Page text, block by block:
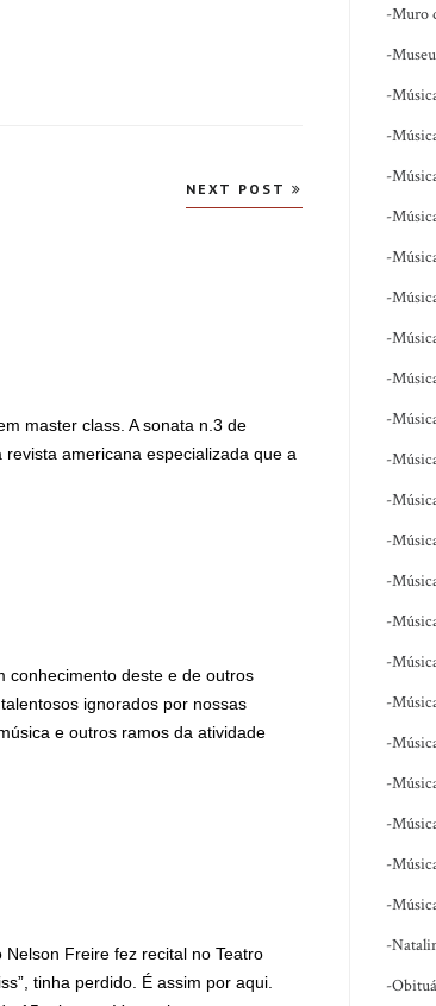
NEXT POST
master class. A sonata n.3 de
americana especializada que a
conhecimento deste e de outros
ignorados por nossas
e outros ramos da atividade
Freire fez recital no Teatro
tinha perdido. É assim por aqui.
-Muro
-
-
-
-
-
-
-
-
-
-
-
-
-
-
-
-
-
-
-
-
-
-
-
-